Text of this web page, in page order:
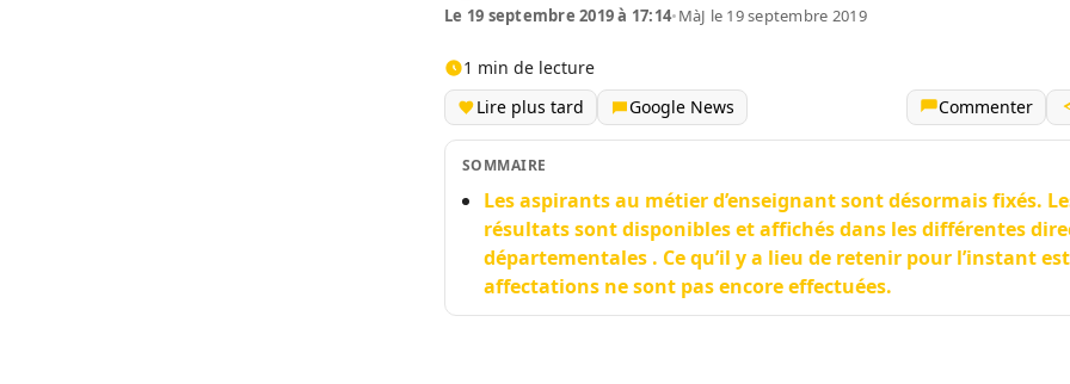
Le 19 septembre 2019 à 17:14•MàJ le 19 septembre 2019
1 min de lecture
Lire plus tard
Google News Commenter
SOMMAIRE
Les aspirants au métier d’enseignant sont désormais fixés.
résultats sont disponibles et affichés dans les différentes
départementales . Ce qu’il y a lieu de retenir pour l’instant
affectations ne sont pas encore effectuées.